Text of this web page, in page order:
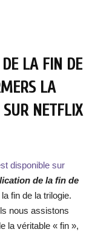
DE LA FIN DE
LA
SUR NETFLIX
disponible sur
de la fin de
fin de la trilogie.
nous assistons
la véritable « fin »,